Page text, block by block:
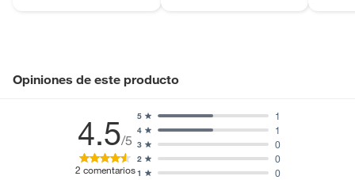
Opiniones de este producto
4.5/5
2 comentarios1 0
2 0
3 0
4 1
5 1